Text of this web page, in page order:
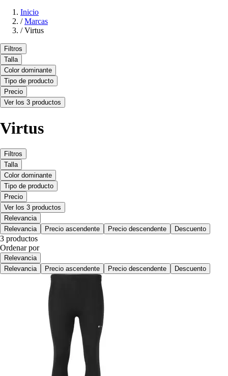
Inicio
/ Marcas
/ Virtus
Filtros
Talla
Color dominante
Tipo de producto
Precio
Ver los 3 productos
Virtus
Filtros
Talla
Color dominante
Tipo de producto
Precio
Ver los 3 productos
Relevancia
Relevancia
Precio ascendente Precio descendente Descuento
3 productos
Ordenar por
Relevancia
Relevancia
Precio ascendente Precio descendente Descuento